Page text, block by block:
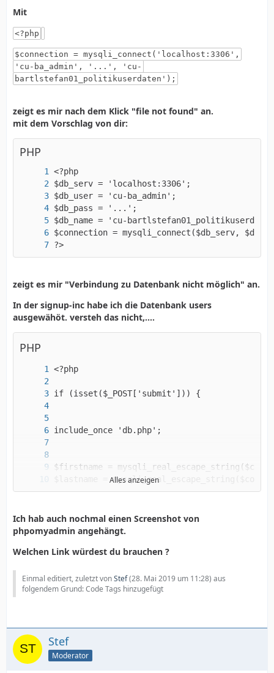
Mit
<?php
$connection = mysqli_connect('localhost:3306',
'cu-ba_admin', '...', 'cu-
bartlstefan01_politikuserdaten');
zeigt es mir nach dem Klick "file not found" an.
mit dem Vorschlag von dir:
PHP
?>
zeigt es mir "Verbindung zu Datenbank nicht möglich" an.
In der signup-inc habe ich die Datenbank users
ausgewähöt. versteh das nicht,....
PHP
Alles anzeigen
Ich hab auch nochmal einen Screenshot von
phpomyadmin angehängt.
Welchen Link würdest du brauchen ?
Einmal editiert, zuletzt vonStef(28. Mai 2019 um 11:28) aus
folgendem Grund: Code Tags hinzugefügt
Stef
Moderator